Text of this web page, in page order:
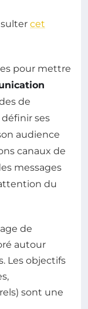
cet
pour mettre
de
définir ses
audience
canaux de
messages
du
de
autour
Les objectifs
sont une